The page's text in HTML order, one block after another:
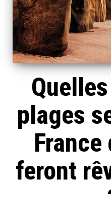
plages
France
feront